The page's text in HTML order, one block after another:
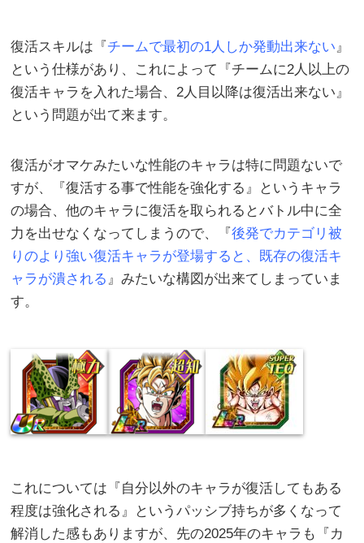
復活スキルは『 チームで最初の1人しか発動出来ない』
という仕様があり、これによって『チームに2人以上の
復活キャラを入れた場合、2人目以降は復活出来ない』
という問題が出て来ます。
復活がオマケみたいな性能のキャラは特に問題ないで
すが、『復活する事で性能を強化する』というキャラ
の場合、他のキャラに復活を取られるとバトル中に全
力を出せなくなってしまうので、『後発でカテゴリ被
りのより強い復活キャラが登場すると、既存の復活キ
ャラが潰される 』みたいな構図が出来てしまっていま
す。
これについては『自分以外のキャラが復活してもある
程度は強化される』というパッシブ持ちが多くなって
解消した感もありますが、先の2025年のキャラも『カ